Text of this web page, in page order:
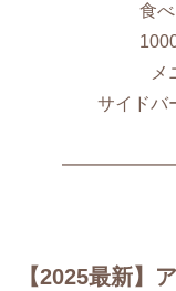
食
サイドバ
【2025最新】